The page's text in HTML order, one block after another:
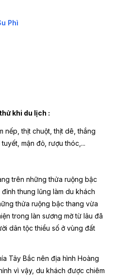
Phì
khi du lịch :
nếp, thịt chuột, thịt dê, thắng
mận đỏ, rượu thóc,...
trên những thửa ruộng bậc
thung lũng làm du khách
thửa ruộng bậc thang vừa
trong làn sương mờ từ lâu đã
dân tộc thiểu số ở vùng đất
Tây Bắc nên địa hình Hoàng
vì vậy, du khách được chiêm